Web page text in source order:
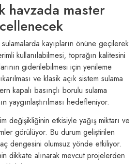
havzada master
kayıpların önüne geçilerek
kullanılabilmesi, toprağın kalitesini
giderilebilmesi için yenileme
ve klasik açık sistem sulama
kapalı basınçlı borulu sulama
yaygınlaştırılması hedefleniyor.
değişikliğinin etkisiyle yağış miktarı ve
görülüyor. Bu durum geliştirilen
dengesini olumsuz yönde etkiliyor.
dikkate alınarak mevcut projelerden